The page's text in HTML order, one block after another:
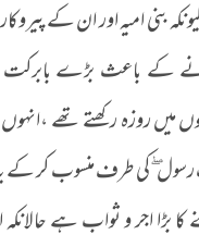
بنی امیہ اور ان کے
کرنے کے باعث بڑے
میں روزہ رکھتے تھے
ۖکی طرف منسوب کر کے یہ
کا بڑا اجر و ثواب ہے